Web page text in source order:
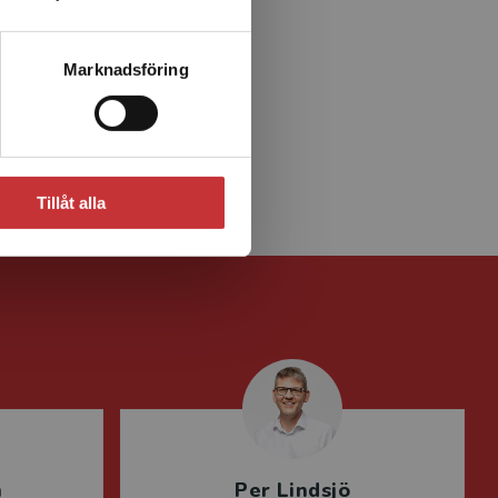
Marknadsföring
Tillåt alla
i
Per Lindsjö